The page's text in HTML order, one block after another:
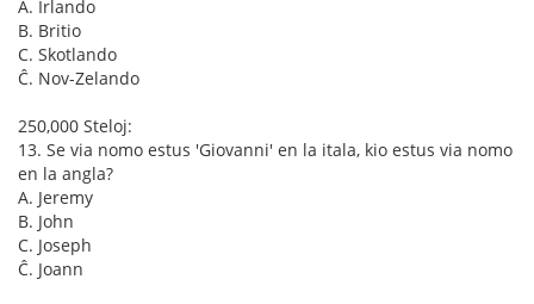
A. Irlando
B. Britio
C. Skotlando
Ĉ. Nov-Zelando
250,000 Steloj:
13. Se via nomo estus 'Giovanni' en la itala, kio estus via nomo
en la angla?
A. Jeremy
B. John
C. Joseph
Ĉ. Joann